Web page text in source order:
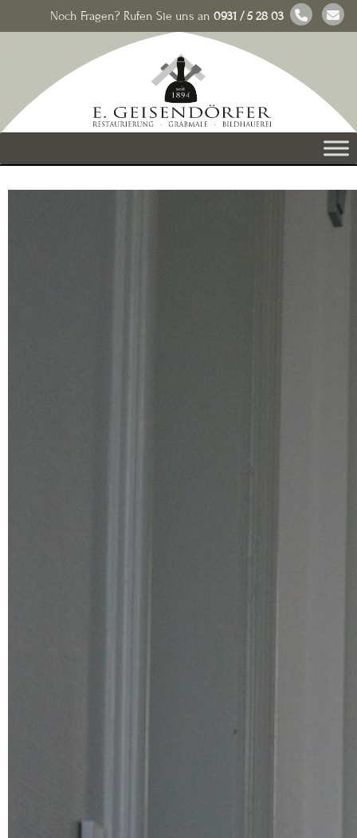
Noch Fragen? Rufen Sie uns an 0931 / 5 28 03